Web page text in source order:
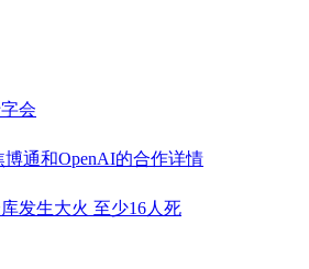
会
通和OpenAI的合作详情
发生大火 至少16人死